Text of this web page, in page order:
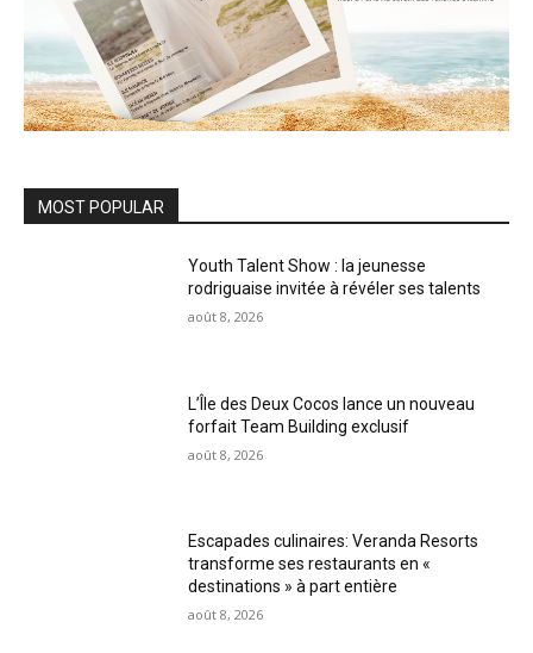
MOST POPULAR
Youth Talent Show : la jeunesse
rodriguaise invitée à révéler ses talents
août 8, 2026
L’Île des Deux Cocos lance un nouveau
forfait Team Building exclusif
août 8, 2026
Escapades culinaires: Veranda Resorts
transforme ses restaurants en «
destinations » à part entière
août 8, 2026